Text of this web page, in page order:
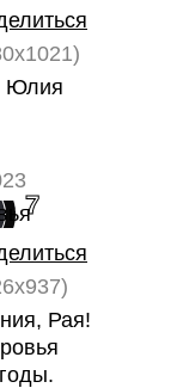
Юлия
7
Рая!